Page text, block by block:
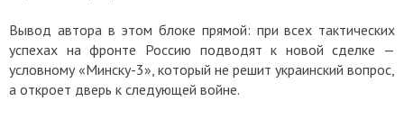
Вывод автора в этом блоке прямой: при всех тактических
успехах на фронте Россию подводят к новой сделке —
условному «Минску-3», который не решит украинский вопрос,
а откроет дверь к следующей войне.